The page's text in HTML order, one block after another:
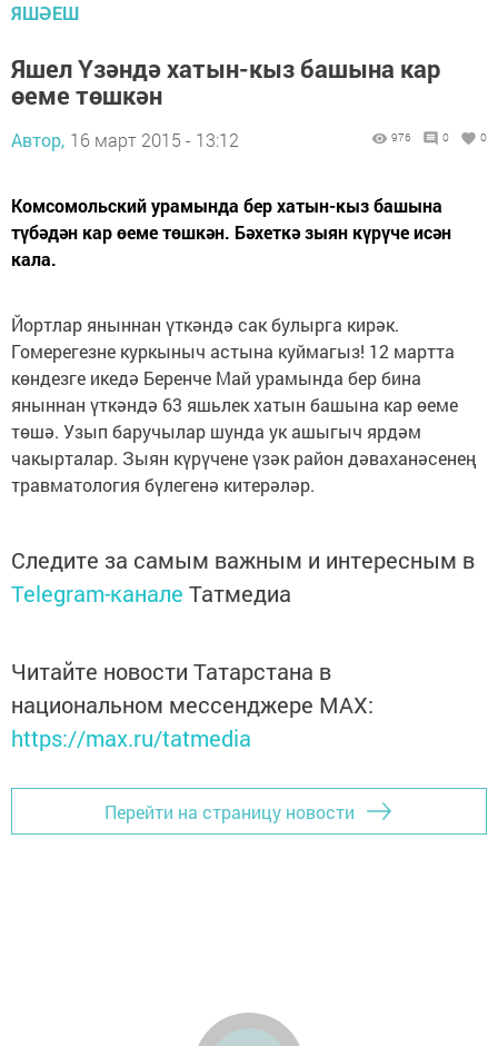
ЯШӘЕШ
Яшел Үзәндә хатын-кыз башына кар
өеме төшкән
Автор, 16 март 2015 - 13:12 976 0 0
Комсомольский урамында бер хатын-кыз башына
түбәдән кар өеме төшкән. Бәхеткә зыян күрүче исән
кала.
Йортлар яныннан үткәндә сак булырга кирәк.
Гомерегезне куркыныч астына куймагыз! 12 мартта
көндезге икедә Беренче Май урамында бер бина
яныннан үткәндә 63 яшьлек хатын башына кар өеме
төшә. Узып баручылар шунда ук ашыгыч ярдәм
чакырталар. Зыян күрүчене үзәк район дәваханәсенең
травматология бүлегенә китерәләр.
Следите за самым важным и интересным в
Telegram-канале Татмедиа
Читайте новости Татарстана в
национальном мессенджере MАХ:
https://max.ru/tatmedia
Перейти на страницу новости